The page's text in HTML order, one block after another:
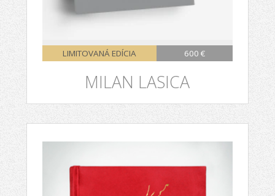
LIMITOVANÁ EDÍCIA 600 €
MILAN LASICA